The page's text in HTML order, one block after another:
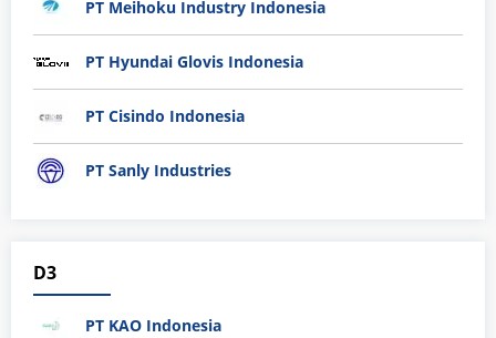
PT Meihoku Industry Indonesia
PT Hyundai Glovis Indonesia
PT Cisindo Indonesia
PT Sanly Industries
D3
PT KAO Indonesia